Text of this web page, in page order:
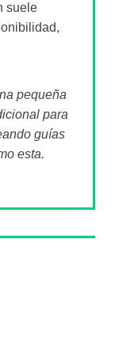
suele
pequeña
para
guías
esta.